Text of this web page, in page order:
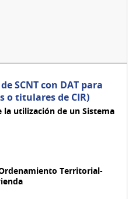
SCNT con DAT para
o titulares de CIR)
utilización de un Sistema
Territorial-